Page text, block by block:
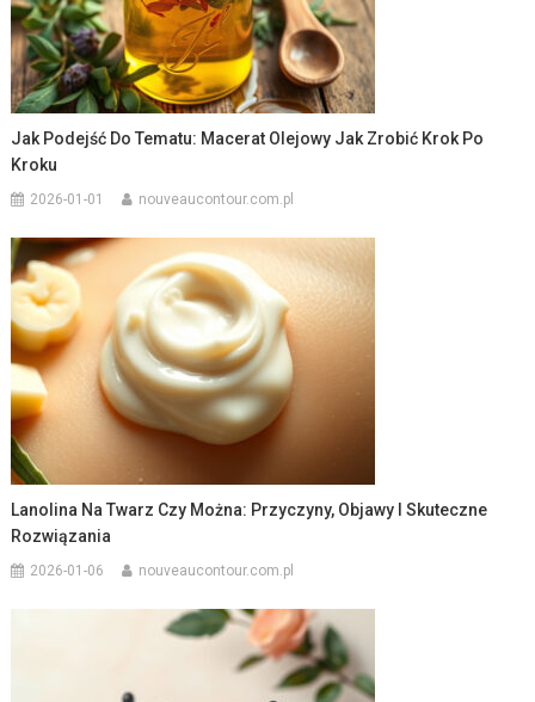
Jak Podejść Do Tematu: Macerat Olejowy Jak Zrobić Krok Po
Kroku
2026-01-01 nouveaucontour.com.pl
Lanolina Na Twarz Czy Można: Przyczyny, Objawy I Skuteczne
Rozwiązania
2026-01-06 nouveaucontour.com.pl